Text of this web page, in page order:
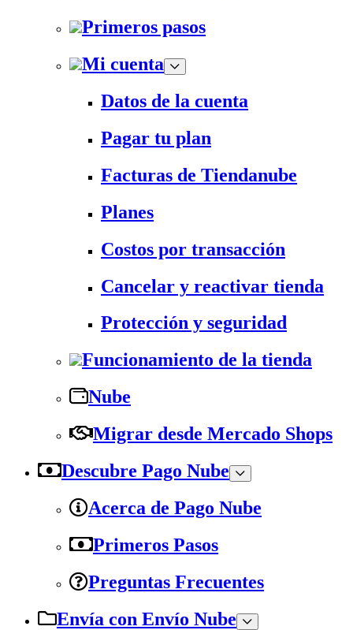
Primeros pasos
Mi cuenta
Datos de la cuenta
Pagar tu plan
Facturas de Tiendanube
Planes
Costos por transacción
Cancelar y reactivar tienda
Protección y seguridad
Funcionamiento de la tienda
Nube
Migrar desde Mercado Shops
Descubre Pago Nube
Acerca de Pago Nube
Primeros Pasos
Preguntas Frecuentes
Envía con Envío Nube